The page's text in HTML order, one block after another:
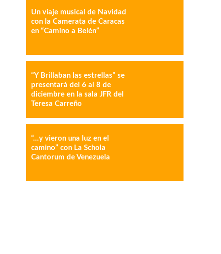
Un viaje musical de Navidad
con la Camerata de Caracas
en “Camino a Belén”
“Y Brillaban las estrellas” se
presentará del 6 al 8 de
diciembre en la sala JFR del
Teresa Carreño
“…y vieron una luz en el
camino” con La Schola
Cantorum de Venezuela